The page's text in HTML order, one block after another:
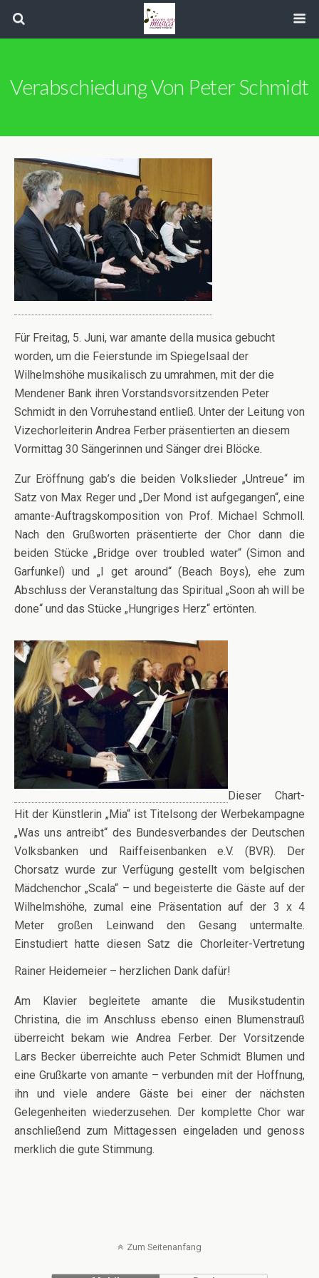
Verabschiedung Von Peter Schmidt
Für Freitag, 5. Juni, war amante della musica gebucht
worden, um die Feierstunde im Spiegelsaal der
Wilhelmshöhe musikalisch zu umrahmen, mit der die
Mendener Bank ihren Vorstandsvorsitzenden Peter
Schmidt in den Vorruhestand entließ. Unter der Leitung von
Vizechorleiterin Andrea Ferber präsentierten an diesem
Vormittag 30 Sängerinnen und Sänger drei Blöcke.
Zur Eröffnung gab’s die beiden Volkslieder „Untreue“ im
Satz von Max Reger und „Der Mond ist aufgegangen“, eine
amante-Auftragskomposition von Prof. Michael Schmoll.
Nach den Grußworten präsentierte der Chor dann die
beiden Stücke „Bridge over troubled water“ (Simon and
Garfunkel) und „I get around“ (Beach Boys), ehe zum
Abschluss der Veranstaltung das Spiritual „Soon ah will be
done“ und das Stücke „Hungriges Herz“ ertönten.
Dieser Chart-
Hit der Künstlerin „Mia“ ist Titelsong der Werbekampagne
„Was uns antreibt“ des Bundesverbandes der Deutschen
Volksbanken und Raiffeisenbanken e.V. (BVR). Der
Chorsatz wurde zur Verfügung gestellt vom belgischen
Mädchenchor „Scala“ – und begeisterte die Gäste auf der
Wilhelmshöhe, zumal eine Präsentation auf der 3 x 4
Meter großen Leinwand den Gesang untermalte.
Einstudiert hatte diesen Satz die Chorleiter-Vertretung
Rainer Heidemeier – herzlichen Dank dafür!
Am Klavier begleitete amante die Musikstudentin
Christina, die im Anschluss ebenso einen Blumenstrauß
überreicht bekam wie Andrea Ferber. Der Vorsitzende
Lars Becker überreichte auch Peter Schmidt Blumen und
eine Grußkarte von amante – verbunden mit der Hoffnung,
ihn und viele andere Gäste bei einer der nächsten
Gelegenheiten wiederzusehen. Der komplette Chor war
anschließend zum Mittagessen eingeladen und genoss
merklich die gute Stimmung.
Zum Seitenanfang